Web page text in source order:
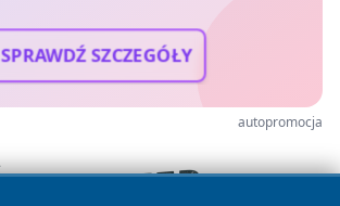
SPRAWDŹ SZCZEGÓŁY
autopromocja